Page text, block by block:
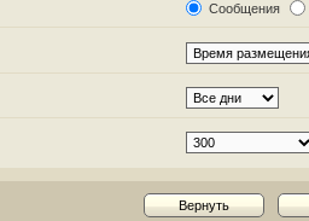
Сообщения